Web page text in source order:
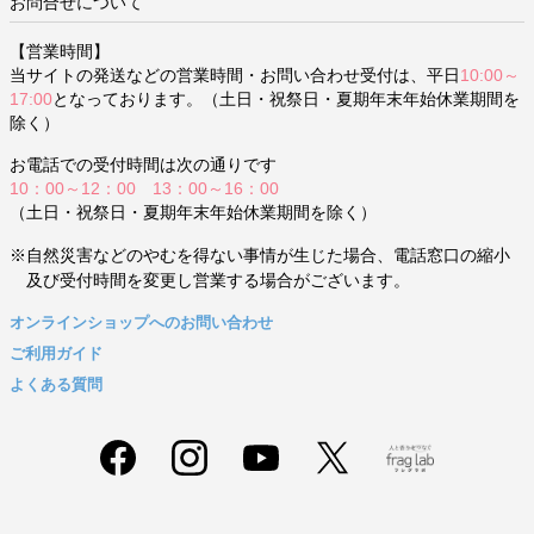
【営業時間】
当サイトの発送などの営業時間・お問い合わせ受付は、平日 10:00～
17:00となっております。（土日・祝祭日・夏期年末年始休業期間を
除く）
お電話での受付時間は次の通りです
10：00～12：00 13：00～16：00
（土日・祝祭日・夏期年末年始休業期間を除く）
※自然災害などのやむを得ない事情が生じた場合、電話窓口の縮小
及び受付時間を変更し営業する場合がございます。
オンラインショップへのお問い合わせ
ご利用ガイド
よくある質問